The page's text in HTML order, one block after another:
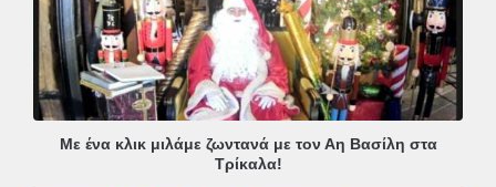
Με ένα κλικ μιλάμε ζωντανά με τον Αη Βασίλη στα
Τρίκαλα!